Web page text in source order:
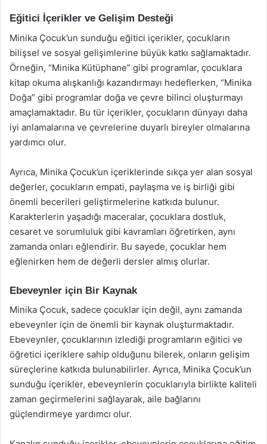
Eğitici İçerikler ve Gelişim Desteği
Minika Çocuk’un sunduğu eğitici içerikler, çocukların
bilişsel ve sosyal gelişimlerine büyük katkı sağlamaktadır.
Örneğin, “Minika Kütüphane” gibi programlar, çocuklara
kitap okuma alışkanlığı kazandırmayı hedeflerken, “Minika
Doğa” gibi programlar doğa ve çevre bilinci oluşturmayı
amaçlamaktadır. Bu tür içerikler, çocukların dünyayı daha
iyi anlamalarına ve çevrelerine duyarlı bireyler olmalarına
yardımcı olur.
Ayrıca, Minika Çocuk’un içeriklerinde sıkça yer alan sosyal
değerler, çocukların empati, paylaşma ve iş birliği gibi
önemli becerileri geliştirmelerine katkıda bulunur.
Karakterlerin yaşadığı maceralar, çocuklara dostluk,
cesaret ve sorumluluk gibi kavramları öğretirken, aynı
zamanda onları eğlendirir. Bu sayede, çocuklar hem
eğlenirken hem de değerli dersler almış olurlar.
Ebeveynler için Bir Kaynak
Minika Çocuk, sadece çocuklar için değil, aynı zamanda
ebeveynler için de önemli bir kaynak oluşturmaktadır.
Ebeveynler, çocuklarının izlediği programların eğitici ve
öğretici içeriklere sahip olduğunu bilerek, onların gelişim
süreçlerine katkıda bulunabilirler. Ayrıca, Minika Çocuk’un
sunduğu içerikler, ebeveynlerin çocuklarıyla birlikte kaliteli
zaman geçirmelerini sağlayarak, aile bağlarını
güçlendirmeye yardımcı olur.